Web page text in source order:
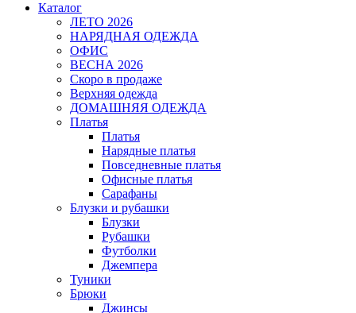
Каталог
ЛЕТО 2026
НАРЯДНАЯ ОДЕЖДА
ОФИС
ВЕСНА 2026
Скоро в продаже
Верхняя одежда
ДОМАШНЯЯ ОДЕЖДА
Платья
Платья
Нарядные платья
Повседневные платья
Офисные платья
Сарафаны
Блузки и рубашки
Блузки
Рубашки
Футболки
Джемпера
Туники
Брюки
Джинсы